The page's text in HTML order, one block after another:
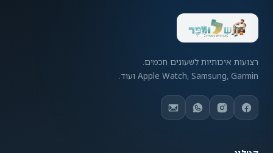
רצועות איכותיות לשעונים חכמים.
Apple Watch, Samsung, Garmin ועוד.